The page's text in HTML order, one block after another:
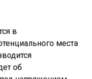
в
места
об